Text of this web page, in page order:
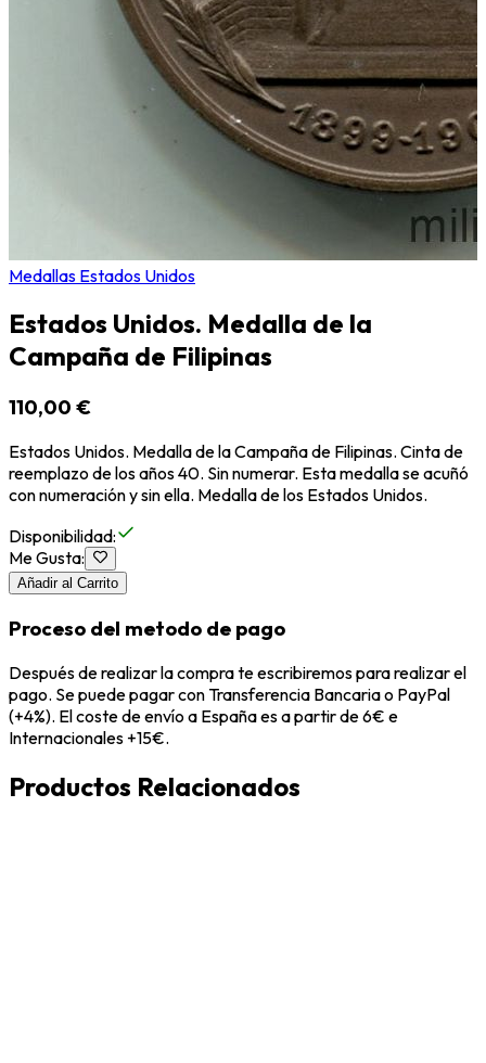
Medallas Estados Unidos
Estados Unidos. Medalla de la
Campaña de Filipinas
110,00 €
Estados Unidos. Medalla de la Campaña de Filipinas. Cinta de
reemplazo de los años 40. Sin numerar. Esta medalla se acuñó
con numeración y sin ella. Medalla de los Estados Unidos.
Disponibilidad:
Me Gusta:
Añadir al Carrito
Proceso del metodo de pago
Después de realizar la compra te escribiremos para realizar el
pago. Se puede pagar con Transferencia Bancaria o PayPal
(+4%). El coste de envío a España es a partir de 6€ e
Internacionales +15€.
Productos Relacionados